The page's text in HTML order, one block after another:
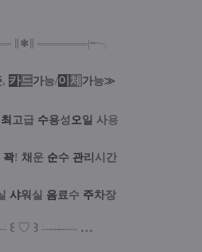
═ ✱ ═══════|╾╮
, 카드 가능/이 체 가능≫
최 고급 수용성오일 사용
꽉! 채 운 순수 관리 시간
샤워 실 음료수 주차장
-- ꒰ ♡ ꒱ --------- …